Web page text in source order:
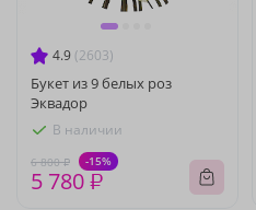
4.9 (2603)
Букет из 9 белых роз
Эквадор
В наличии
6 800 ₽ -15%
5 780 ₽